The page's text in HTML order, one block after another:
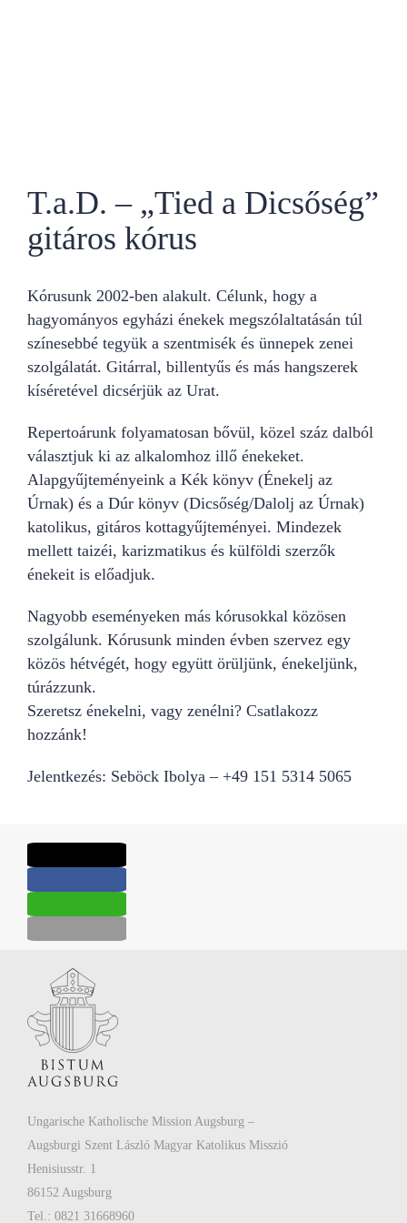
T.a.D. – „Tied a Dicsőség”
gitáros kórus
Kórusunk 2002-ben alakult. Célunk, hogy a
hagyományos egyházi énekek megszólaltatásán túl
színesebbé tegyük a szentmisék és ünnepek zenei
szolgálatát. Gitárral, billentyűs és más hangszerek
kíséretével dicsérjük az Urat.
Repertoárunk folyamatosan bővül, közel száz dalból
választjuk ki az alkalomhoz illő énekeket.
Alapgyűjteményeink a Kék könyv (Énekelj az
Úrnak) és a Dúr könyv (Dicsőség/Dalolj az Úrnak)
katolikus, gitáros kottagyűjteményei. Mindezek
mellett taizéi, karizmatikus és külföldi szerzők
énekeit is előadjuk.
Nagyobb eseményeken más kórusokkal közösen
szolgálunk. Kórusunk minden évben szervez egy
közös hétvégét, hogy együtt örüljünk, énekeljünk,
túrázzunk.
Szeretsz énekelni, vagy zenélni? Csatlakozz
hozzánk!
Jelentkezés: Seböck Ibolya – +49 151 5314 5065
Ungarische Katholische Mission Augsburg –
Augsburgi Szent László Magyar Katolikus Misszió
Henisiusstr. 1
86152 Augsburg
Tel.: 0821 31668960